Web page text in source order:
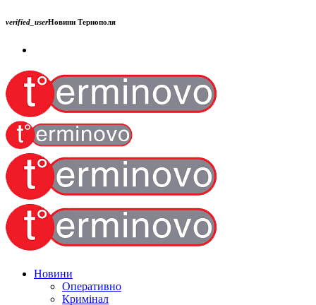
verified_userНовини Тернополя
Новини
Оперативно
Кримінал